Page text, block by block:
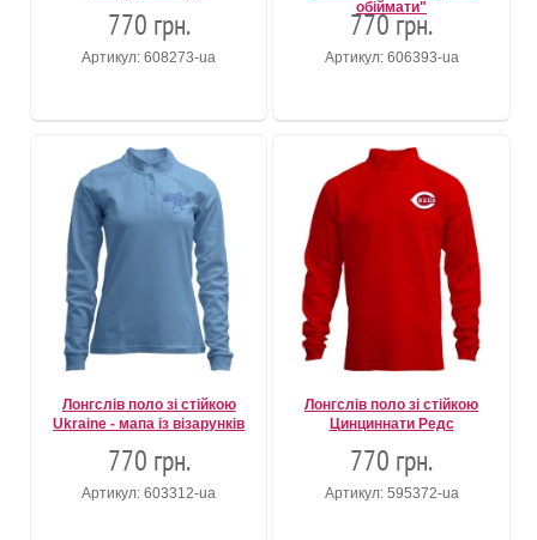
770 грн.
Артикул: 608273-ua
обіймати"
770 грн.
Артикул: 606393-ua
Лонгслів поло зі стійкою
Ukraine - мапа із візарунків
770 грн.
Артикул: 603312-ua
Лонгслів поло зі стійкою
Цинциннати Редс
770 грн.
Артикул: 595372-ua